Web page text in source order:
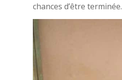
chances d’être terminée.